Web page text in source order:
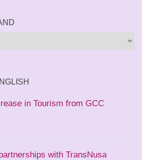
in Tourism from GCC
with TransNusa